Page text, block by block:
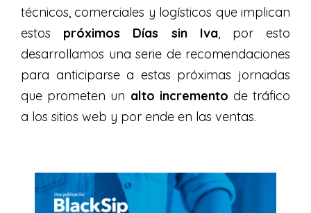
técnicos, comerciales y logísticos que implican
estos próximos Días sin Iva, por esto
desarrollamos una serie de recomendaciones
para anticiparse a estas próximas jornadas
que prometen un alto incremento de tráfico
a los sitios web y por ende en las ventas.